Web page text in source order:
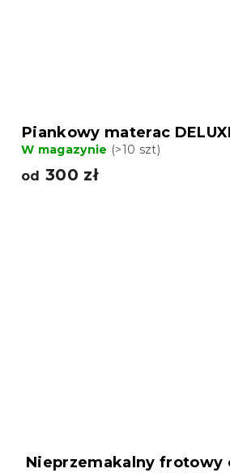
Piankowy materac
W magazynie (>10 szt)
od 300 zł
Nieprzemakalny frotowy